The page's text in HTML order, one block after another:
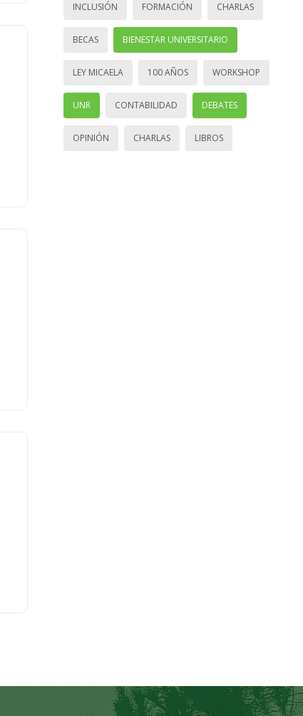
INCLUSIÓN FORMACIÓN CHARLAS
BECAS BIENESTAR UNIVERSITARIO
LEY MICAELA 100 AÑOS WORKSHOP
UNR CONTABILIDAD DEBATES
OPINIÓN CHARLAS LIBROS